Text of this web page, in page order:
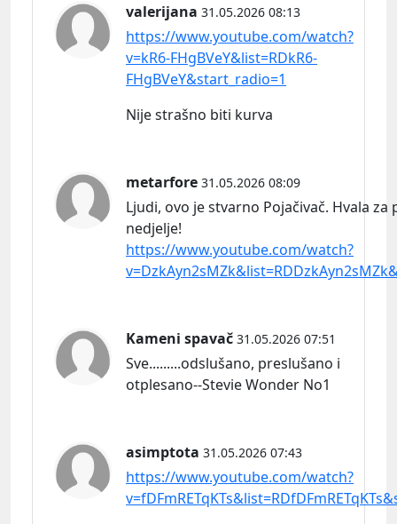
valerijana 31.05.2026 08:13
https://www.youtube.com/watch?
v=kR6-FHgBVeY&list=RDkR6-
FHgBVeY&start_radio=1
Nije strašno biti kurva
metarfore 31.05.2026 08:09
Ljudi, ovo je stvarno Pojačivač. Hvala za
nedjelje!
https://www.youtube.com/watch?
Kameni spavač 31.05.2026 07:51
Sve.........odslušano, preslušano i
otplesano--Stevie Wonder No1
asimptota 31.05.2026 07:43
https://www.youtube.com/watch?